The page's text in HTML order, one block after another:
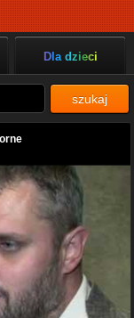
Dla dzieci
szukaj